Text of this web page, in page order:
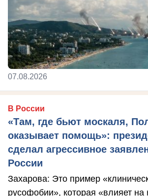
07.08.2026
В России
«Там, где бьют москаля,
оказывает помощь»:
сделал агрессивное
России
Захарова: Это пример
русофобии», которая «влияет на